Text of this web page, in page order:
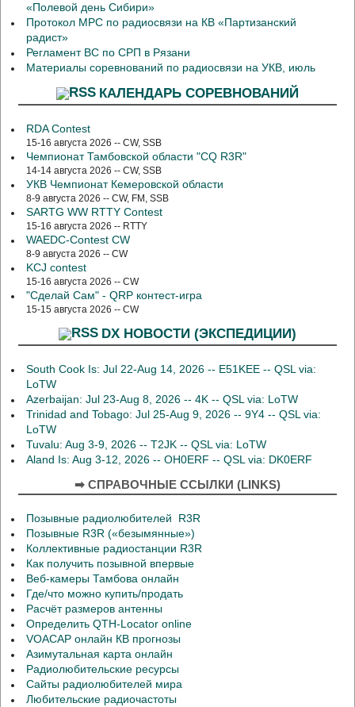
«Полевой день Сибири»
Протокол МРС по радиосвязи на КВ «Партизанский
радист»
Регламент ВС по СРП в Рязани
Материалы соревнований по радиосвязи на УКВ, июль
КАЛЕНДАРЬ СОРЕВНОВАНИЙ
RDA Contest
15-16 августа 2026 -- CW, SSB
Чемпионат Тамбовской области "CQ R3R"
14-14 августа 2026 -- CW, SSB
УКВ Чемпионат Кемеровской области
8-9 августа 2026 -- CW, FM, SSB
SARTG WW RTTY Contest
15-16 августа 2026 -- RTTY
WAEDC-Contest CW
8-9 августа 2026 -- CW
KCJ contest
15-16 августа 2026 -- CW
"Сделай Сам" - QRP контест-игра
15-15 августа 2026 -- CW
DX НОВОСТИ (ЭКСПЕДИЦИИ)
South Cook Is: Jul 22-Aug 14, 2026 -- E51KEE -- QSL via:
LoTW
Azerbaijan: Jul 23-Aug 8, 2026 -- 4K -- QSL via: LoTW
Trinidad and Tobago: Jul 25-Aug 9, 2026 -- 9Y4 -- QSL via:
LoTW
Tuvalu: Aug 3-9, 2026 -- T2JK -- QSL via: LoTW
Aland Is: Aug 3-12, 2026 -- OH0ERF -- QSL via: DK0ERF
➡ СПРАВОЧНЫЕ ССЫЛКИ (LINKS)
Позывные радиолюбителей R3R
Позывные R3R («безымянные»)
Коллективные радиостанции R3R
Как получить позывной впервые
Веб-камеры Тамбова онлайн
Где/что можно купить/продать
Расчёт размеров антенны
Определить QTH-Locator online
VOACAP онлайн КВ прогнозы
Азимутальная карта онлайн
Радиолюбительские ресурсы
Сайты радиолюбителей мира
Любительские радиочастоты